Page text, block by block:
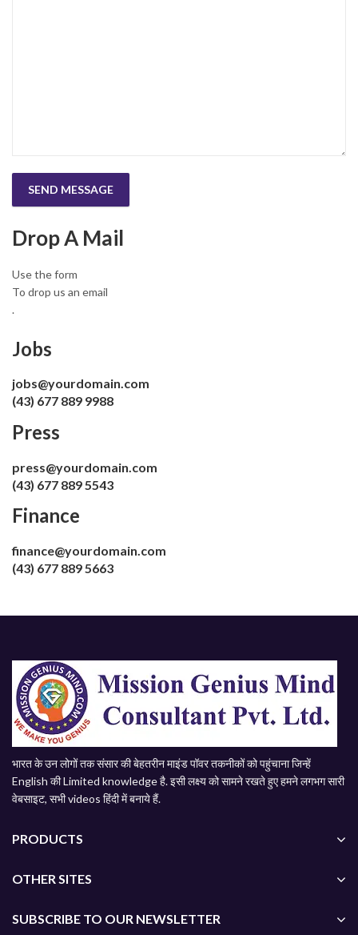
Drop A Mail
Use the form
To drop us an email
.
Jobs
jobs@yourdomain.com
(43) 677 889 9988
Press
press@yourdomain.com
(43) 677 889 5543
Finance
finance@yourdomain.com
(43) 677 889 5663
भारत के उन लोगों तक संसार की बेहतरीन माइंड पॉवर तकनीकों को पहुंचाना जिन्हें
English की Limited knowledge है. इसी लक्ष्य को सामने रखते हुए हमने लगभग सारी
वेबसाइट, सभी videos हिंदी में बनाये हैं.
PRODUCTS
OTHER SITES
SUBSCRIBE TO OUR NEWSLETTER